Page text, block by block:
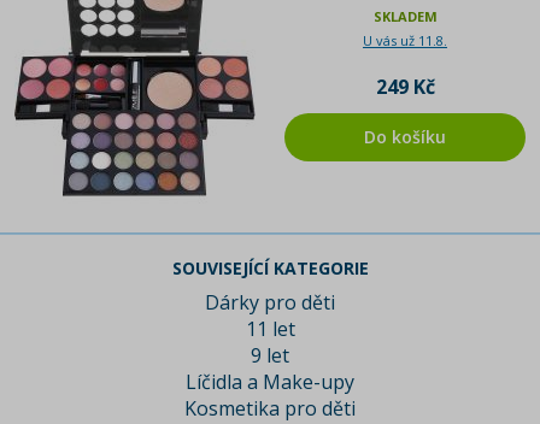
SKLADEM
U vás už 11.8.
249 Kč
Do košíku
SOUVISEJÍCÍ KATEGORIE
Dárky pro děti
11 let
9 let
Líčidla a Make-upy
Kosmetika pro děti